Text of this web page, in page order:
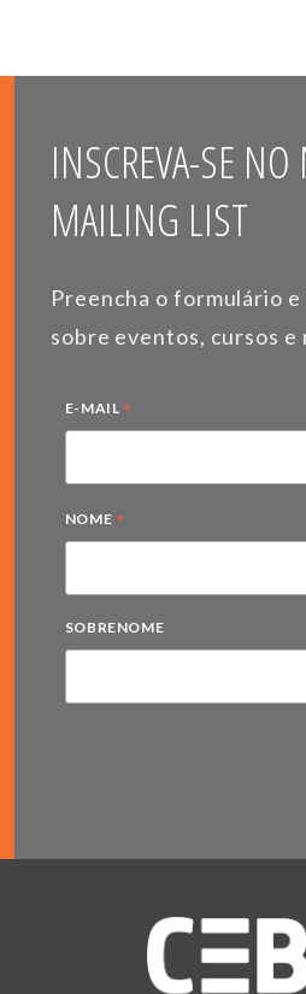
INSCREVA-SE
MAILING LIST
Preencha o formulário
sobre eventos, cursos e
E-MAIL *
NOME *
SOBRENOME